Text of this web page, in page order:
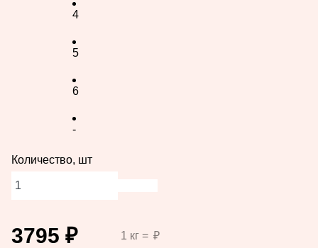
4
5
6
-
Количество, шт
3795 ₽ 1 кг = ₽